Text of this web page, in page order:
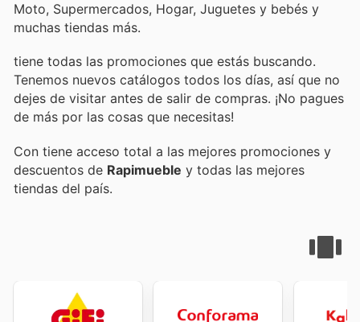
Moto, Supermercados, Hogar, Juguetes y bebés y
muchas tiendas más.
tiene todas las promociones que estás buscando.
Tenemos nuevos catálogos todos los días, así que no
dejes de visitar antes de salir de compras. ¡No pagues
de más por las cosas que necesitas!
Con tiene acceso total a las mejores promociones y
descuentos de Rapimueble y todas las mejores
tiendas del país.